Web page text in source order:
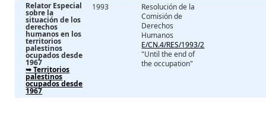
Relator Especial
sobre la
situación de los
derechos
humanos en los
territorios
palestinos
ocupados desde
1967
➥ Territorios
palestinos
ocupados desde
1967
1993
Resolución de la
Comisión de
Derechos
Humanos
E/CN.4/RES/1993/2
"Until the end of
the occupation"